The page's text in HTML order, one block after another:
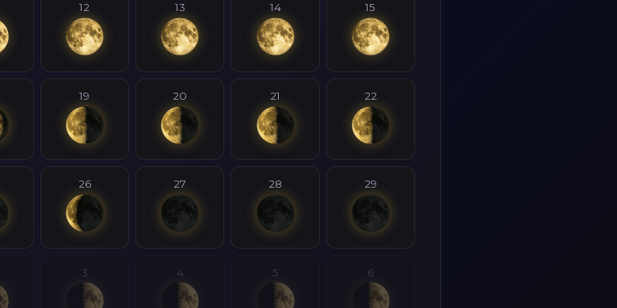
12 13 14 15
19 20 21 22
26 27 28 29
3 4 5 6